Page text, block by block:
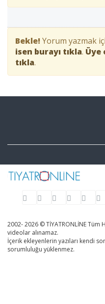
Bekle! Yorum yazmak
isen burayı tıkla. Üye
tıkla.
2002- 2026 © TİYATRONLİNE Tüm
videolar alınamaz.
İçerik ekleyenlerin yazıları kendi
sorumluluğu yüklenmez.